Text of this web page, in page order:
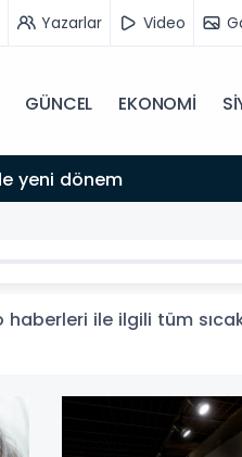
Yazarlar Video
GÜNCEL EKONOMİ
ile ilgili tüm